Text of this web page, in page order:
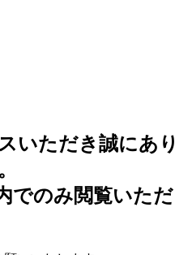
いただき誠にあり
でのみ閲覧いただ